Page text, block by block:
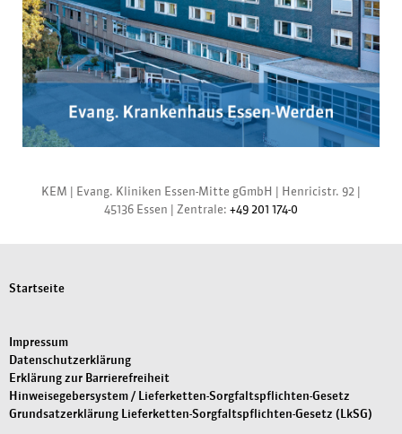
KEM | Evang. Kliniken Essen-Mitte gGmbH | Henricistr. 92 |
45136 Essen | Zentrale: +49 201 174-0
Startseite
Impressum
Datenschutzerklärung
Erklärung zur Barrierefreiheit
Hinweisegebersystem / Lieferketten-Sorgfaltspflichten-Gesetz
Grundsatzerklärung Lieferketten-Sorgfaltspflichten-Gesetz (LkSG)